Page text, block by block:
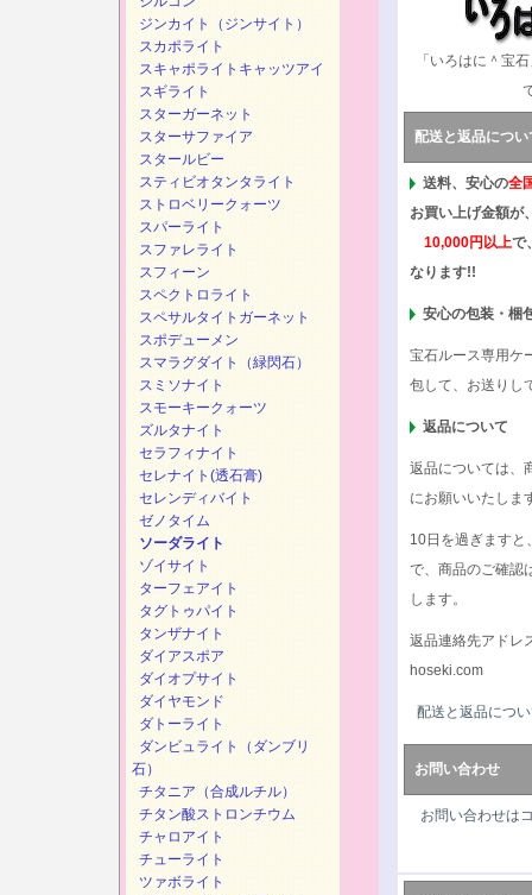
「いろはに＾宝
配送と返品につい
送料、安心の全
お買い上げ金額が
10,000円以上で
なります!!
安心の包装・梱
宝石ルース専用ケ
包して、お送りし
返品について
返品については、
にお願いいたしま
10日を過ぎますと
で、商品のご確認
します。
返品連絡先アドレ
hoseki.com
配送と返品につ
お問い合わせ
お問い合わせは
ジンカイト（ジンサイト）
スカポライト
スキャポライトキャッツアイ
スギライト
スターガーネット
スターサファイア
スタールビー
スティビオタンタライト
ストロベリークォーツ
スパーライト
スファレライト
スフィーン
スペクトロライト
スペサルタイトガーネット
スポデューメン
スマラグダイト（緑閃石）
スミソナイト
スモーキークォーツ
ズルタナイト
セラフィナイト
セレナイト(透石膏)
セレンディバイト
ゼノタイム
ソーダライト
ゾイサイト
ターフェアイト
タグトゥパイト
タンザナイト
ダイアスポア
ダイオプサイト
ダイヤモンド
ダトーライト
ダンビュライト（ダンブリ
石）
チタニア（合成ルチル）
チタン酸ストロンチウム
チャロアイト
チューライト
ツァボライト